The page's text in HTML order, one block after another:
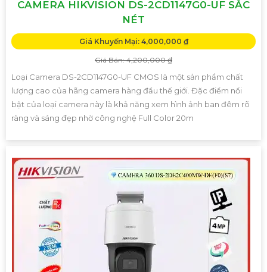
CAMERA HIKVISION DS-2CD1147G0-UF SẮC
NÉT
Giá Khuyến Mại: 4,000,000 ₫
Giá Bán: 4,200,000 ₫
Loại Camera DS-2CD1147G0-UF CMOS là một sản phẩm chất
lượng cao của hãng camera hàng đầu thế giới. Đặc điểm nổi
bật của loại camera này là khả năng xem hình ảnh ban đêm rõ
ràng và sáng đẹp nhờ công nghệ Full Color 20m